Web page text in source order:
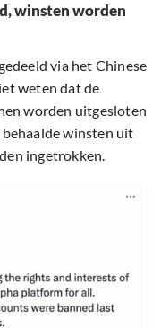
winsten worden
via het Chinese
weten dat de
worden uitgesloten
winsten uit
ingetrokken.